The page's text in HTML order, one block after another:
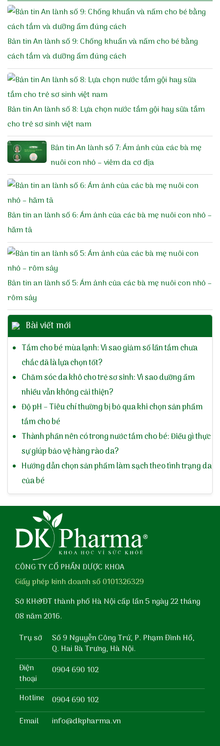
Bản tin An lành số 9: Chống khuẩn và nấm cho bé bằng
cách tắm và dưỡng ẩm đúng cách
Bản tin An lành số 8: Lựa chọn nước tắm gội hay sữa tắm
cho trẻ sơ sinh việt nam
Bản tin An lành số 7: Ám ảnh của các bà mẹ
nuôi con nhỏ – viêm da cơ địa
Bản tin an lành số 6: Ám ảnh của các bà mẹ nuôi con nhỏ –
hăm tã
Bản tin an lành số 5: Ám ảnh của các bà mẹ nuôi con nhỏ –
rôm sảy
Bài viết mới
Tắm cho bé mùa lạnh: Vì sao giảm số lần tắm chưa
chắc đã là lựa chọn tốt?
Chăm sóc da khô cho trẻ sơ sinh: Vì sao dưỡng ẩm
nhiều vẫn không cải thiện?
Độ pH – Tiêu chí thường bị bỏ qua khi chọn sản phẩm
tắm cho bé
Thành phần nên có trong nước tắm cho bé: Điều gì thực
sự giúp bảo vệ hàng rào da?
Hướng dẫn chọn sản phẩm làm sạch theo tình trạng da
của bé
CÔNG TY CỔ PHẦN DƯỢC KHOA
Giấy phép kinh doanh số 0101326329
Sở KH&ĐT thành phố Hà Nội cấp lần 5 ngày 22 tháng
08 năm 2016.
Trụ sở
Số 9 Nguyễn Công Trứ, P. Phạm Đình Hổ,
Q. Hai Bà Trưng, Hà Nội.
Điện
thoại
0904 690 102
Hotline
0904 690 102
Email
info@dkpharma.vn